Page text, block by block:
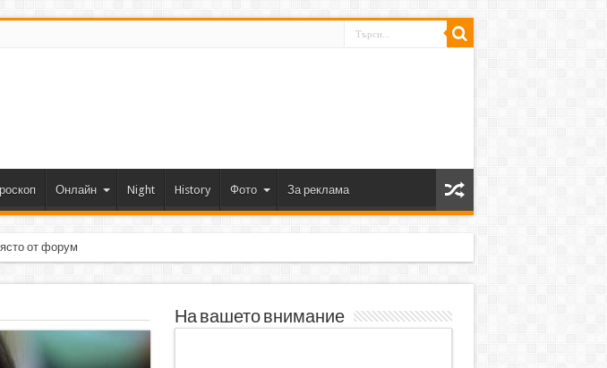
Онлайн Night History Фото За реклама
от форум по роботика
На вашето внимание